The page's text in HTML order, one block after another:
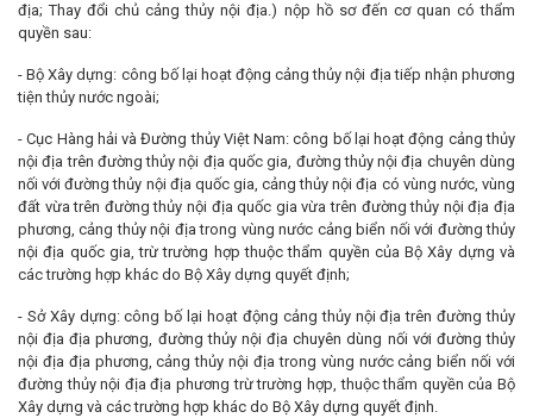
địa; Thay đổi chủ cảng thủy nội địa.) nộp hồ sơ đến cơ quan có thẩm
quyền sau:
- Bộ Xây dựng: công bố lại hoạt động cảng thủy nội địa tiếp nhận phương
tiện thủy nước ngoài;
- Cục Hàng hải và Đường thủy Việt Nam: công bố lại hoạt động cảng thủy
nội địa trên đường thủy nội địa quốc gia, đường thủy nội địa chuyên dùng
nối với đường thủy nội địa quốc gia, cảng thủy nội địa có vùng nước, vùng
đất vừa trên đường thủy nội địa quốc gia vừa trên đường thủy nội địa địa
phương, cảng thủy nội địa trong vùng nước cảng biển nối với đường thủy
nội địa quốc gia, trừ trường hợp thuộc thẩm quyền của Bộ Xây dựng và
các trường hợp khác do Bộ Xây dựng quyết định;
- Sở Xây dựng: công bố lại hoạt động cảng thủy nội địa trên đường thủy
nội địa địa phương, đường thủy nội địa chuyên dùng nối với đường thủy
nội địa địa phương, cảng thủy nội địa trong vùng nước cảng biển nối với
đường thủy nội địa địa phương trừ trường hợp, thuộc thẩm quyền của Bộ
Xây dựng và các trường hợp khác do Bộ Xây dựng quyết định.